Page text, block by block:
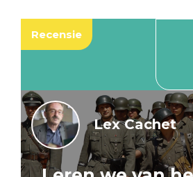
Recensie
Lex Cachet